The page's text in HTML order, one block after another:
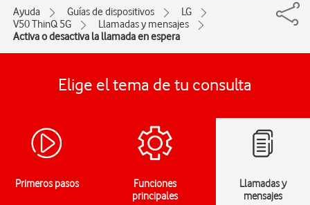
Ayuda Guías de dispositivos
LG
V50 ThinQ 5G
Llamadas y mensajes
Activa o desactiva la llamada en espera
Elige el tema de tu consulta
Primeros pasos
Funciones
principales
Llamadas y
mensajes